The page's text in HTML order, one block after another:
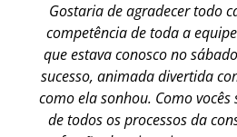
Gostaria de agradecer todo
competência de toda a
que estava conosco no
sucesso, animada divertida
como ela sonhou. Como
de todos os processos da